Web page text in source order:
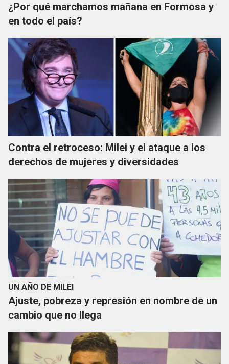
¿Por qué marchamos mañana en Formosa y
en todo el país?
Contra el retroceso: Milei y el ataque a los
derechos de mujeres y diversidades
UN AÑO DE MILEI
Ajuste, pobreza y represión en nombre de un
cambio que no llega